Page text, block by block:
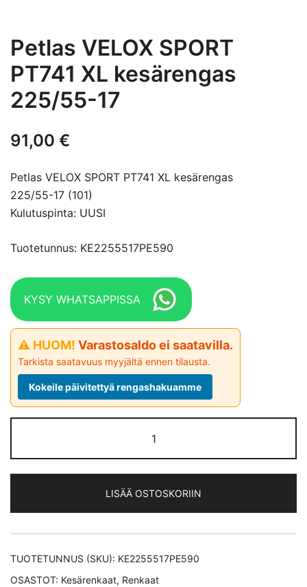
Petlas VELOX SPORT
PT741 XL kesärengas
225/55-17
91,00 €
Petlas VELOX SPORT PT741 XL kesärengas
225/55-17 (101)
Kulutuspinta: UUSI
Tuotetunnus: KE2255517PE590
KYSY WHATSAPPISSA
⚠ HUOM! Varastosaldo ei saatavilla.
Tarkista saatavuus myyjältä ennen tilausta.
Kokeile päivitettyä rengashakuamme
VELOX
SPORT
XL
kesärengas
225/55-
17
LISÄÄ OSTOSKORIIN
TUOTETUNNUS (SKU): KE2255517PE590
OSASTOT: Kesärenkaat, Renkaat